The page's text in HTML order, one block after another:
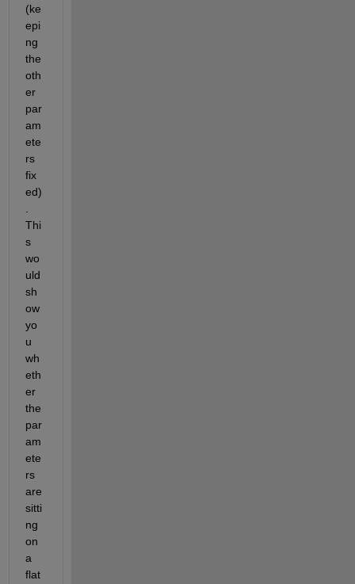
(ke
epi
ng
the
oth
er
par
am
ete
rs
fix
ed)
.
Thi
s
wo
uld
sh
ow
yo
u
wh
eth
er
the
par
am
ete
rs
are
sitti
ng
on
a
flat